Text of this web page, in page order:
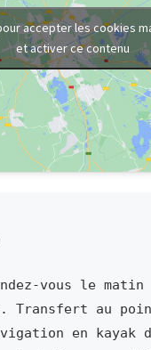
accepter les cookies
et activer ce contenu
vous le
Transfert au
en kayak